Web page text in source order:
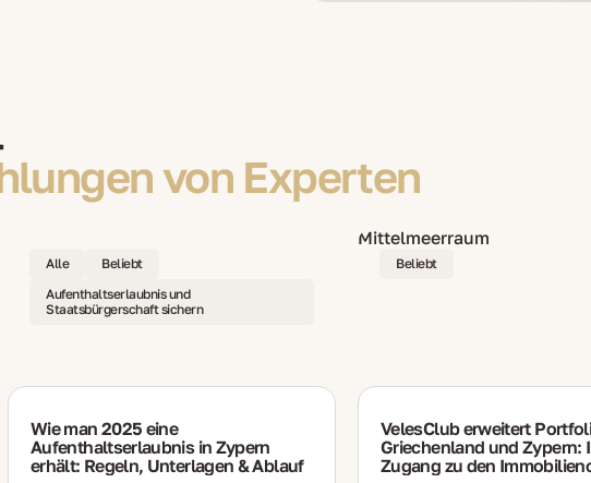
von Experten
Alle
Beliebt
Aufenthaltserlaubnis und
Staatsbürgerschaft sichern
Wie man 2025 eine
Aufenthaltserlaubnis in Zypern
erhält: Regeln, Unterlagen & Ablauf
Beliebt
VelesClub erweitert
Griechenland und Zypern:
Zugang zu den